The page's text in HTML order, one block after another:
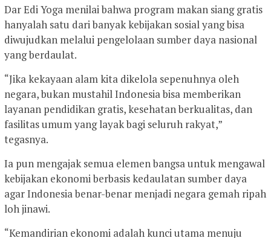
Dar Edi Yoga menilai bahwa program makan siang gratis
hanyalah satu dari banyak kebijakan sosial yang bisa
diwujudkan melalui pengelolaan sumber daya nasional
yang berdaulat.
“Jika kekayaan alam kita dikelola sepenuhnya oleh
negara, bukan mustahil Indonesia bisa memberikan
layanan pendidikan gratis, kesehatan berkualitas, dan
fasilitas umum yang layak bagi seluruh rakyat,”
tegasnya.
Ia pun mengajak semua elemen bangsa untuk mengawal
kebijakan ekonomi berbasis kedaulatan sumber daya
agar Indonesia benar-benar menjadi negara gemah ripah
loh jinawi.
“Kemandirian ekonomi adalah kunci utama menuju